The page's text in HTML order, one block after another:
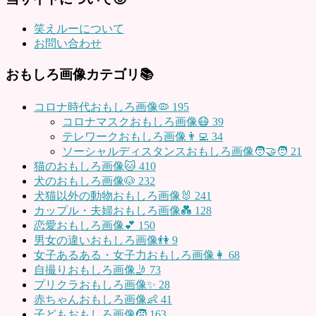
笑えルーについて
お問い合わせ
おもしろ画像カテゴリ📚
コロナ時代おもしろ画像🦠 195
コロナマスクおもしろ画像😷 39
テレワークおもしろ画像👨‍💻 34
ソーシャルディスタンスおもしろ画像🧑‍🤝‍🧑 21
猫のおもしろ画像🐱 410
犬のおもしろ画像🐶 232
犬猫以外の動物おもしろ画像🐰 241
カップル・夫婦おもしろ画像💑 128
恋愛おもしろ画像💕 150
男女の違いおもしろ画像👫 9
女子あるある・女子力おもしろ画像👩 68
自撮りおもしろ画像🤳 73
プリクラおもしろ画像✨ 28
赤ちゃんおもしろ画像👶 41